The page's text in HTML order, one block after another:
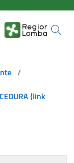
/
(link